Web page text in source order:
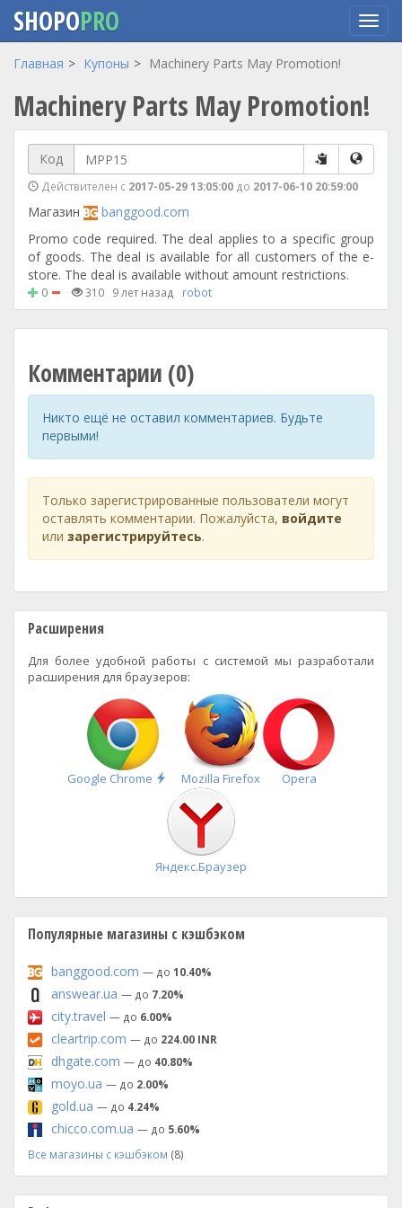
Перейти
основному
содержанию
SHOPOPRO
Главная Купоны Machinery Parts May Promotion!
Machinery Parts May Promotion!
Код
Действителен с 2017-05-29 13:05:00 до 2017-06-10 20:59:00
Магазин
banggood.com
Promo code required. The deal applies to a specific group
of goods. The deal is available for all customers of the e-
store. The deal is available without amount restrictions.
0 310 9 лет назад robot
Комментарии (0)
Никто ещё не оставил комментариев. Будьте
первыми!
Только зарегистрированные пользователи могут
оставлять комментарии. Пожалуйста, войдите
или зарегистрируйтесь.
Расширения
Для более удобной работы с системой мы разработали
расширения для браузеров:
Google Chrome
Быстрая
установка
Mozilla Firefox Opera
Яндекс.Браузер
Популярные магазины с кэшбэком
banggood.com — до 10.40%
answear.ua — до 7.20%
city.travel — до 6.00%
cleartrip.com — до 224.00 INR
dhgate.com — до 40.80%
moyo.ua — до 2.00%
gold.ua — до 4.24%
chicco.com.ua — до 5.60%
Все магазины с кэшбэком (8)